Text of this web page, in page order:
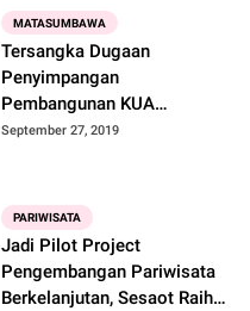
MATASUMBAWA
Tersangka Dugaan
Penyimpangan
Pembangunan KUA
Labangka Diperiksa intensif
September 27, 2019
PARIWISATA
Jadi Pilot Project
Pengembangan Pariwisata
Berkelanjutan, Sesaot Raih